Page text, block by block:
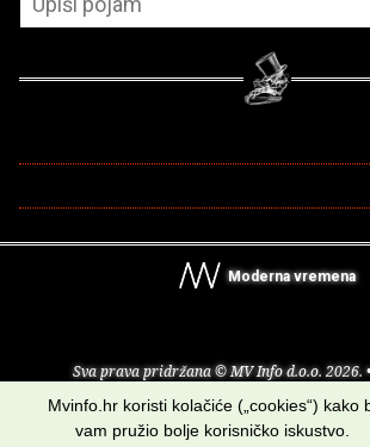
Moderna vremena
Sva prava pridržana © MV Info d.o.o. 2026.
Uvjeti korištenja
Mvinfo.hr koristi kolačiće („cookies“) kako
vam pružio bolje korisničko iskustvo.